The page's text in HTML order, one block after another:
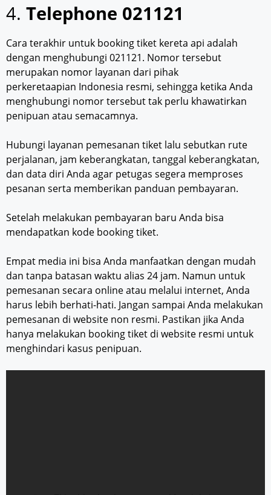
4. Telephone 021121
Cara terakhir untuk booking tiket kereta api adalah
dengan menghubungi 021121. Nomor tersebut
merupakan nomor layanan dari pihak
perkeretaapian Indonesia resmi, sehingga ketika Anda
menghubungi nomor tersebut tak perlu khawatirkan
penipuan atau semacamnya.
Hubungi layanan pemesanan tiket lalu sebutkan rute
perjalanan, jam keberangkatan, tanggal keberangkatan,
dan data diri Anda agar petugas segera memproses
pesanan serta memberikan panduan pembayaran.
Setelah melakukan pembayaran baru Anda bisa
mendapatkan kode booking tiket.
Empat media ini bisa Anda manfaatkan dengan mudah
dan tanpa batasan waktu alias 24 jam. Namun untuk
pemesanan secara online atau melalui internet, Anda
harus lebih berhati-hati. Jangan sampai Anda melakukan
pemesanan di website non resmi. Pastikan jika Anda
hanya melakukan booking tiket di website resmi untuk
menghindari kasus penipuan.